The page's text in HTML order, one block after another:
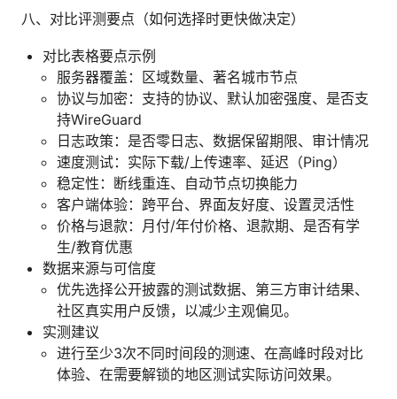
八、对比评测要点（如何选择时更快做决定）
对比表格要点示例
服务器覆盖：区域数量、著名城市节点
协议与加密：支持的协议、默认加密强度、是否支
持WireGuard
日志政策：是否零日志、数据保留期限、审计情况
速度测试：实际下载/上传速率、延迟（Ping）
稳定性：断线重连、自动节点切换能力
客户端体验：跨平台、界面友好度、设置灵活性
价格与退款：月付/年付价格、退款期、是否有学
生/教育优惠
数据来源与可信度
优先选择公开披露的测试数据、第三方审计结果、
社区真实用户反馈，以减少主观偏见。
实测建议
进行至少3次不同时间段的测速、在高峰时段对比
体验、在需要解锁的地区测试实际访问效果。